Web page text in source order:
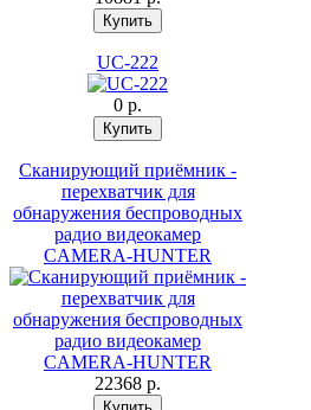
UC-222
0 p.
Сканирующий приёмник -
перехватчик для
обнаружения беспроводных
радио видеокамер
CAMERA-HUNTER
22368 p.